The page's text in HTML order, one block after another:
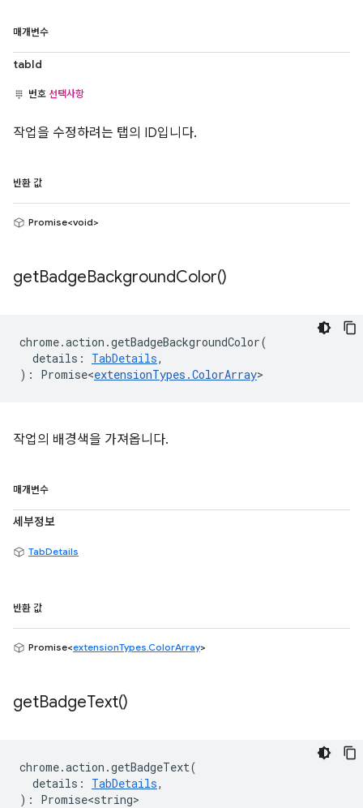
매개변수
tabId
번호 선택사항
작업을 수정하려는 탭의 ID입니다.
반환 값
Promise<void>
getBadgeBackgroundColor()
chrome.action .getBadgeBackgroundColor(
details : TabDetails,
) : Promise<extensionTypes .ColorArray>
작업의 배경색을 가져옵니다.
매개변수
세부정보
TabDetails
반환 값
Promise<extensionTypes.ColorArray>
getBadgeText()
chrome.action .getBadgeText(
details : TabDetails,
) : Promise<string>